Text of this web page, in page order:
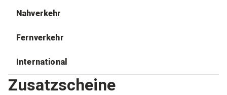
Nahverkehr
Fernverkehr
International
Zusatzscheine